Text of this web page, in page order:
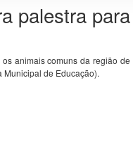
palestra para
animais comuns da região
Municipal de Educação).